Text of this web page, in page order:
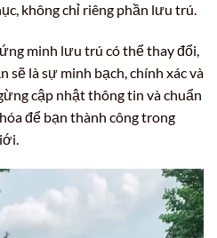
không chỉ riêng phần lưu trú.
minh lưu trú có thể thay đổi,
sẽ là sự minh bạch, chính xác và
cập nhật thông tin và chuẩn
để bạn thành công trong